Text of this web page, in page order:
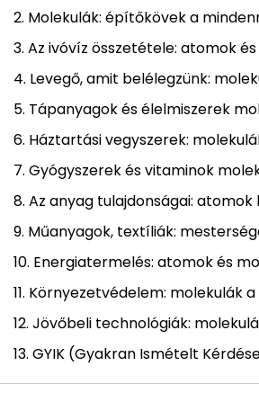
Molekulák: építőkövek a
Az ivóvíz összetétele: atomok
Levegő, amit belélegzünk:
Tápanyagok és élelmiszerek
Háztartási vegyszerek:
Gyógyszerek és vitaminok
Az anyag tulajdonságai:
Műanyagok, textíliák:
Energiatermelés: atomok és
Környezetvédelem: molekulák
Jövőbeli technológiák:
GYIK (Gyakran Ismételt